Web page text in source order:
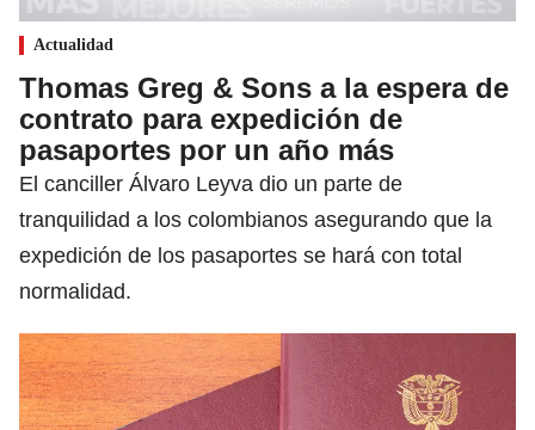
Actualidad
Thomas Greg & Sons a la espera de
contrato para expedición de
pasaportes por un año más
El canciller Álvaro Leyva dio un parte de
tranquilidad a los colombianos asegurando que la
expedición de los pasaportes se hará con total
normalidad.